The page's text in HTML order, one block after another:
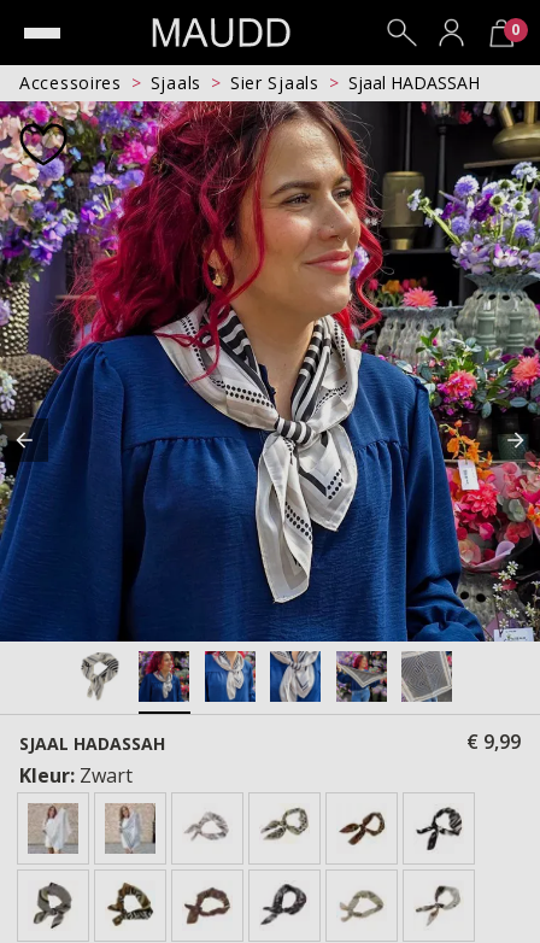
0
Accessoires Sjaals Sier Sjaals Sjaal HADASSAH
SJAAL HADASSAH
€ 9,99
Kleur: Zwart